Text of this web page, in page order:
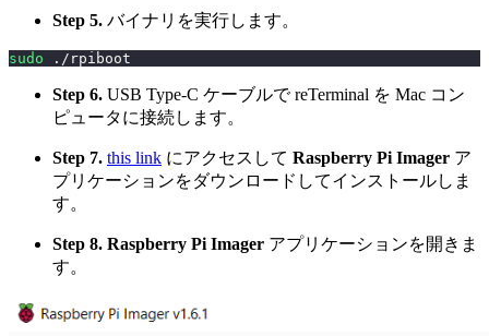
Step 5. バイナリを実行します。
sudo ./rpiboot
Step 6. USB Type-C ケーブルで reTerminal を Mac コン
ピュータに接続します。
Step 7. this link にアクセスして Raspberry Pi Imager ア
プリケーションをダウンロードしてインストールしま
す。
Step 8. Raspberry Pi Imager アプリケーションを開きま
す。